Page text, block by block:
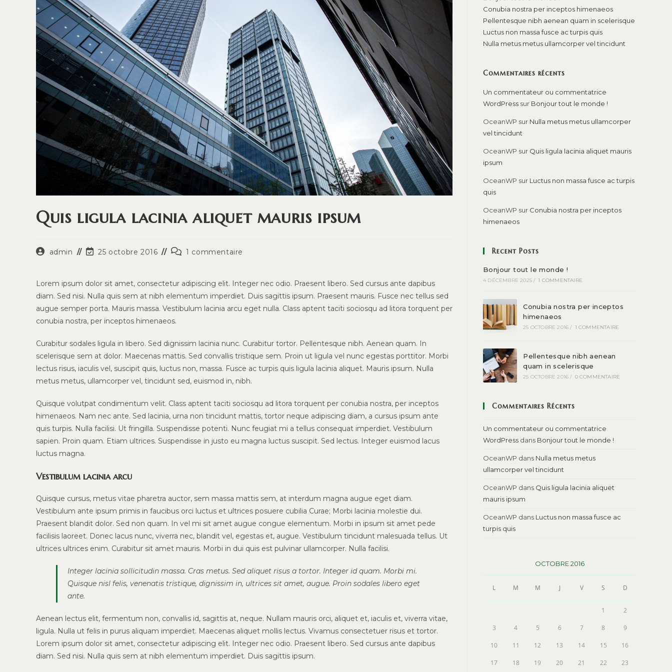
Quis ligula lacinia aliquet mauris ipsum
Auteur/autrice
publication :
admin
Dernière
la
25 octobre 2016
Commentaires
publication :
1 commentaire
Lorem ipsum dolor sit amet, consectetur adipiscing elit. Integer nec odio. Praesent libero. Sed cursus ante dapibus
diam. Sed nisi. Nulla quis sem at nibh elementum imperdiet. Duis sagittis ipsum. Praesent mauris. Fusce nec tellus sed
augue semper porta. Mauris massa. Vestibulum lacinia arcu eget nulla. Class aptent taciti sociosqu ad litora torquent per
conubia nostra, per inceptos himenaeos.
Curabitur sodales ligula in libero. Sed dignissim lacinia nunc. Curabitur tortor. Pellentesque nibh. Aenean quam. In
scelerisque sem at dolor. Maecenas mattis. Sed convallis tristique sem. Proin ut ligula vel nunc egestas porttitor. Morbi
lectus risus, iaculis vel, suscipit quis, luctus non, massa. Fusce ac turpis quis ligula lacinia aliquet. Mauris ipsum. Nulla
metus metus, ullamcorper vel, tincidunt sed, euismod in, nibh.
Quisque volutpat condimentum velit. Class aptent taciti sociosqu ad litora torquent per conubia nostra, per inceptos
himenaeos. Nam nec ante. Sed lacinia, urna non tincidunt mattis, tortor neque adipiscing diam, a cursus ipsum ante
quis turpis. Nulla facilisi. Ut fringilla. Suspendisse potenti. Nunc feugiat mi a tellus consequat imperdiet. Vestibulum
sapien. Proin quam. Etiam ultrices. Suspendisse in justo eu magna luctus suscipit. Sed lectus. Integer euismod lacus
luctus magna.
Vestibulum lacinia arcu
Quisque cursus, metus vitae pharetra auctor, sem massa mattis sem, at interdum magna augue eget diam.
Vestibulum ante ipsum primis in faucibus orci luctus et ultrices posuere cubilia Curae; Morbi lacinia molestie dui.
Praesent blandit dolor. Sed non quam. In vel mi sit amet augue congue elementum. Morbi in ipsum sit amet pede
facilisis laoreet. Donec lacus nunc, viverra nec, blandit vel, egestas et, augue. Vestibulum tincidunt malesuada tellus. Ut
ultrices ultrices enim. Curabitur sit amet mauris. Morbi in dui quis est pulvinar ullamcorper. Nulla facilisi.
Integer lacinia sollicitudin massa. Cras metus. Sed aliquet risus a tortor. Integer id quam. Morbi mi.
Quisque nisl felis, venenatis tristique, dignissim in, ultrices sit amet, augue. Proin sodales libero eget
ante.
Aenean lectus elit, fermentum non, convallis id, sagittis at, neque. Nullam mauris orci, aliquet et, iaculis et, viverra vitae,
ligula. Nulla ut felis in purus aliquam imperdiet. Maecenas aliquet mollis lectus. Vivamus consectetuer risus et tortor.
Lorem ipsum dolor sit amet, consectetur adipiscing elit. Integer nec odio. Praesent libero. Sed cursus ante dapibus
diam. Sed nisi. Nulla quis sem at nibh elementum imperdiet. Duis sagittis ipsum.
Conubia nostra per inceptos himenaeos
Pellentesque nibh aenean quam in scelerisque
Luctus non massa fusce ac turpis quis
Nulla metus metus ullamcorper vel tincidunt
Commentaires récents
Un commentateur ou commentatrice
WordPress sur Bonjour tout le monde !
OceanWP sur Nulla metus metus ullamcorper
vel tincidunt
OceanWP sur Quis ligula lacinia aliquet mauris
ipsum
OceanWP sur Luctus non massa fusce ac turpis
quis
OceanWP sur Conubia nostra per inceptos
himenaeos
Recent Posts
Bonjour tout le monde !
4 DÉCEMBRE 2025 / 1 COMMENTAIRE
Conubia nostra per inceptos
himenaeos
25 OCTOBRE 2016 / 1 COMMENTAIRE
Pellentesque nibh aenean
quam in scelerisque
25 OCTOBRE 2016 / 0 COMMENTAIRE
Commentaires Récents
Un commentateur ou commentatrice
WordPress dans Bonjour tout le monde !
OceanWP dans Nulla metus metus
ullamcorper vel tincidunt
OceanWP dans Quis ligula lacinia aliquet
mauris ipsum
OceanWP dans Luctus non massa fusce ac
turpis quis
OCTOBRE 2016
L M M J V S D
1 2
3 4 5 6 7 8 9
10 11 12 13 14 15 16
17 18 19 20 21 22 23